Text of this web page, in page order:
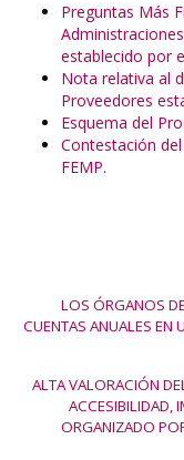
Preguntas Más
establecido por
Nota relativa al
Proveedores
Esquema del
Contestación
FEMP.
LOS ÓRGANOS
CUENTAS ANUALES EN
ALTA VALORACIÓN
ACCESIBILIDAD,
ORGANIZADO